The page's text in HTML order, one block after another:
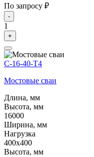
По запросу ₽
-
1
+
С-16-40-Т4
Мостовые сваи
Длина, мм
Высота, мм
16000
Ширина, мм
Нагрузка
400х400
Высота, мм